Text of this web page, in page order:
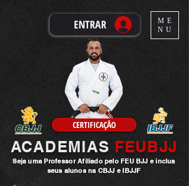
ENTRAR
CERTIFICAÇÂO
ACADEMIAS FEUBJJ
Seja uma ProfessorAfiliado pelo FEU BJJ e inclua
seus alunos na CBJJ e IBJJF
ME
NU